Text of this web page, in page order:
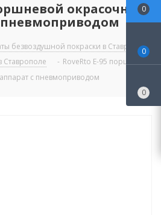
окрасочный
пневмоприводом
безвоздушной покраски в Ставрополе
- RoveRto E-95 поршневой
с пневмоприводом
0
0
0